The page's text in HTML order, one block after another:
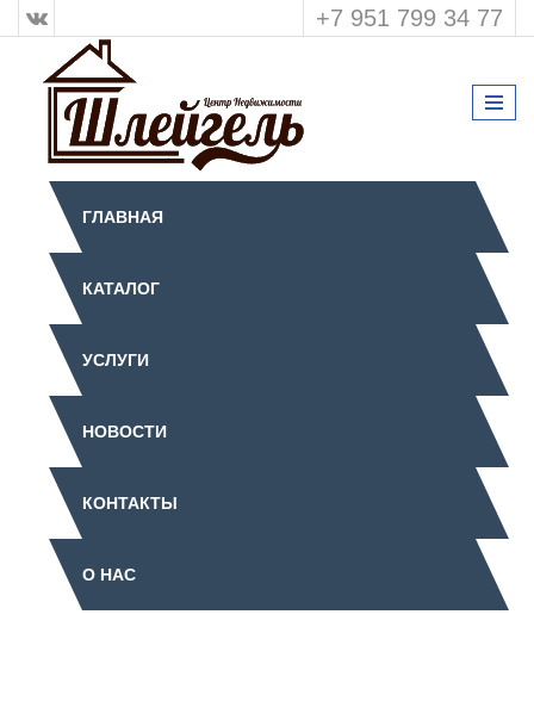
+7 951 799 34 77
ГЛАВНАЯ
КАТАЛОГ
УСЛУГИ
НОВОСТИ
КОНТАКТЫ
О НАС